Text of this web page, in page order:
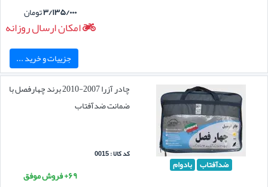
۳/۱۳۵/۰۰۰تومان
امکان ارسال روزانه
جزییات و خرید ...
ضدآفتاب بادوام
چادر آزرا 2007-2010 برند چهارفصل با
ضمانت ضدآفتاب
کد کالا : 0015
۶۹+ فروش موفق